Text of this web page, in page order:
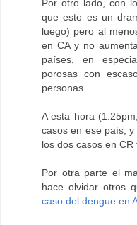
Por otro lado, con
que esto es un
luego) pero al
en CA y no
países, en
porosas con
personas.
A esta hora
casos en ese país,
los dos casos en CR
Por otra parte el
hace olvidar otros
caso del dengue en